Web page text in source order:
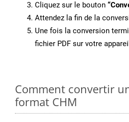
Cliquez sur le bouton
Attendez la fin de la
Une fois la conversion
fichier PDF sur votre
Comment convertir
format CHM